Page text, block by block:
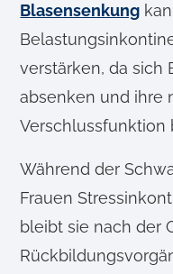
Blasensenkung
verstärken, da sich
absenken und ihre
Verschlussfunktion
Während der
Frauen
bleibt sie nach der